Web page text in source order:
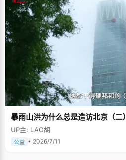
暴雨山洪为什么总是造访北京（二）
UP主: LAO胡
公益 • 2026/7/11